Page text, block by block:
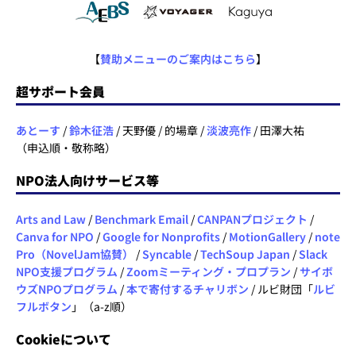
【賛助メニューのご案内はこちら】
超サポート会員
あとーす /鈴木征浩 / 天野優 / 的場章 /淡波亮作 / 田澤大祐
（申込順・敬称略）
NPO法人向けサービス等
Arts and Law / Benchmark Email /CANPANプロジェクト /
Canva for NPO /Google for Nonprofits / MotionGallery / note
Pro（NovelJam協賛）
/Syncable /TechSoup Japan /Slack
NPO支援プログラム /Zoomミーティング・プロプラン /サイボ
ウズNPOプログラム /本で寄付するチャリボン / ルビ財団「ルビ
フルボタン 」（a-z順）
Cookieについて